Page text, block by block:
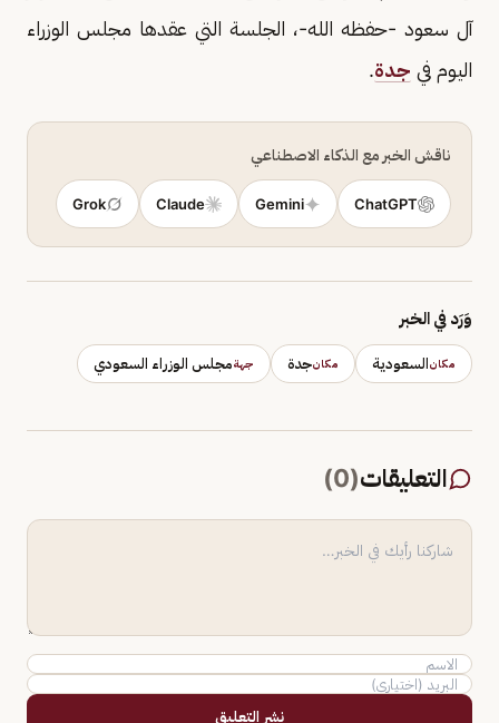
آل سعود -حفظه الله-، الجلسة التي عقدها مجلس الوزراء
اليوم في جدة.
ناقش الخبر مع الذكاء الاصطناعي
ChatGPT
Gemini
Claude
Grok
وَرَد في الخبر
مكانالسعودية مكانجدة جهةمجلس الوزراء السعودي
التعليقات(
0
)
نشر التعليق